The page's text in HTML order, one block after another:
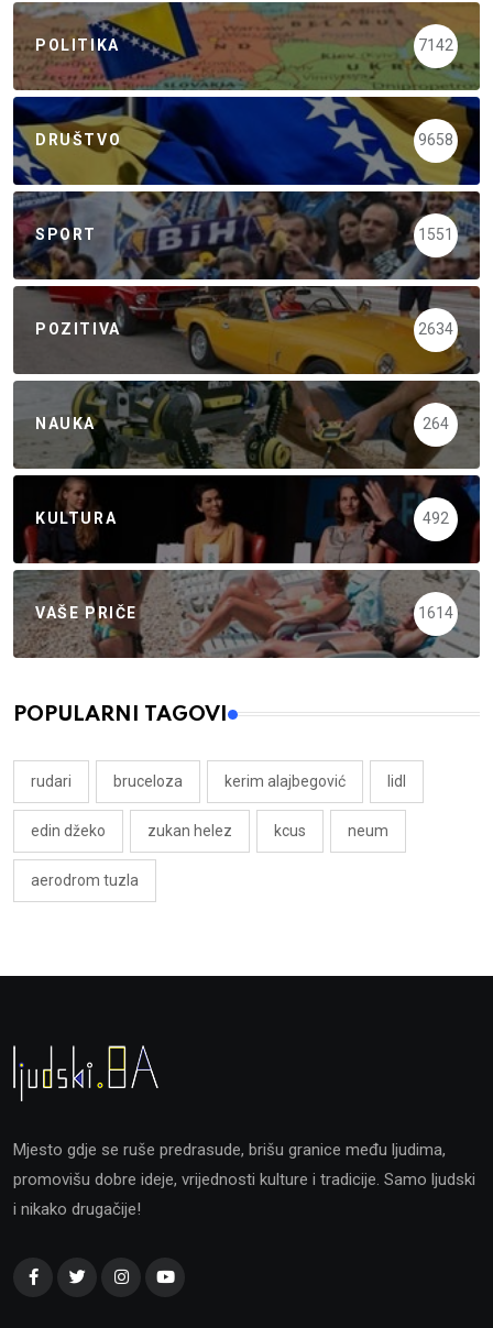
POLITIKA 7142
DRUŠTVO 9658
SPORT 1551
POZITIVA 2634
NAUKA 264
KULTURA 492
VAŠE PRIČE 1614
POPULARNI TAGOVI
rudari bruceloza kerim alajbegović lidl
edin džeko zukan helez kcus neum
aerodrom tuzla
Mjesto gdje se ruše predrasude, brišu granice među ljudima,
promovišu dobre ideje, vrijednosti kulture i tradicije. Samo ljudski
i nikako drugačije!